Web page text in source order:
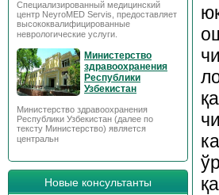
Специализированный медицинский
центр NeyroMED Servis, предоставляет
высококвалифицированные
неврологические услуги.
Министерство
здравоохранения
Республики
Узбекистан
Министерство здравоохранения
Республики Узбекистан (далее по
тексту Министерство) является
центральн
Новые консультанты